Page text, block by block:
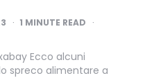
1 MINUTE READ
Ecco alcuni
spreco alimentare a